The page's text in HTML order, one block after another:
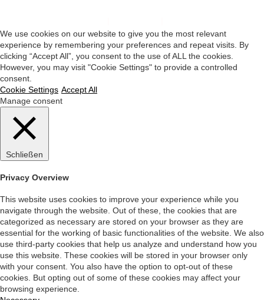
We use cookies on our website to give you the most relevant
experience by remembering your preferences and repeat visits. By
clicking “Accept All”, you consent to the use of ALL the cookies.
However, you may visit "Cookie Settings" to provide a controlled
consent.
Cookie Settings Accept All
Manage consent
Schließen
Privacy Overview
This website uses cookies to improve your experience while you
navigate through the website. Out of these, the cookies that are
categorized as necessary are stored on your browser as they are
essential for the working of basic functionalities of the website. We also
use third-party cookies that help us analyze and understand how you
use this website. These cookies will be stored in your browser only
with your consent. You also have the option to opt-out of these
cookies. But opting out of some of these cookies may affect your
browsing experience.